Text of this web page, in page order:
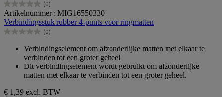
(0)
0.0
van
de
5
Artikelnummer : MIG16550330
Verbindingsstuk rubber 4-punts voor ringmatten
(0)
0.0
sterren.
Verbindingselement om afzonderlijke matten met elkaar te
verbinden tot een groter geheel
Dit verbindingselement wordt gebruikt om afzonderlijke
matten met elkaar te verbinden tot een groter geheel.
€ 1,39 excl. BTW